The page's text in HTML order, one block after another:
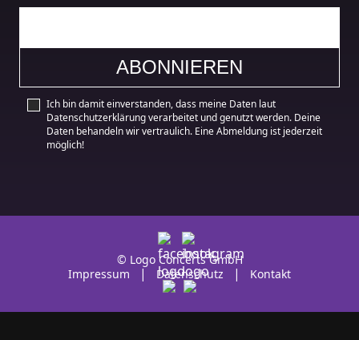
Ich bin damit einverstanden, dass meine Daten laut
Datenschutzerklärung verarbeitet und genutzt werden. Deine
Daten behandeln wir vertraulich. Eine Abmeldung ist jederzeit
möglich!
© Logo Concerts GmbH
Impressum
Datenschutz Kontakt